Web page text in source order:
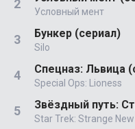
Условный мент
Бункер (сериал)
Silo
Спецназ: Львица
Special Ops: Lioness
Звёздный путь:
Star Trek: Strange